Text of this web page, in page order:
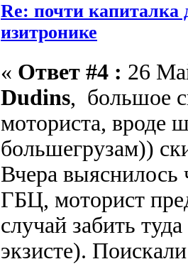
Re: почти капиталка
изитронике
« Ответ #4 : 26
Dudins, большое
моториста, вроде
большегрузам))
Вчера выяснилось
ГБЦ, моторист
случай забить
экзисте).